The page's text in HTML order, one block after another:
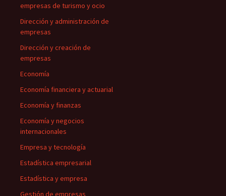
empresas de turismo y ocio
Dirección y administración de
empresas
Dirección y creación de
empresas
Economía
Economía financiera y actuarial
Economía y finanzas
Economía y negocios
internacionales
Empresa y tecnología
Estadística empresarial
Estadística y empresa
Gestión de empresas